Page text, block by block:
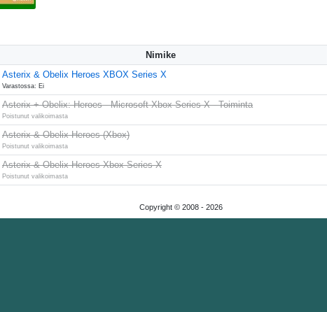
Nimike
Asterix & Obelix Heroes XBOX Series X
Varastossa: Ei
Asterix + Obelix: Heroes - Microsoft Xbox Series X - Toiminta
Poistunut valikoimasta
Asterix & Obelix Heroes (Xbox)
Poistunut valikoimasta
Asterix & Obelix Heroes Xbox Series X
Poistunut valikoimasta
Copyright © 2008 - 2026